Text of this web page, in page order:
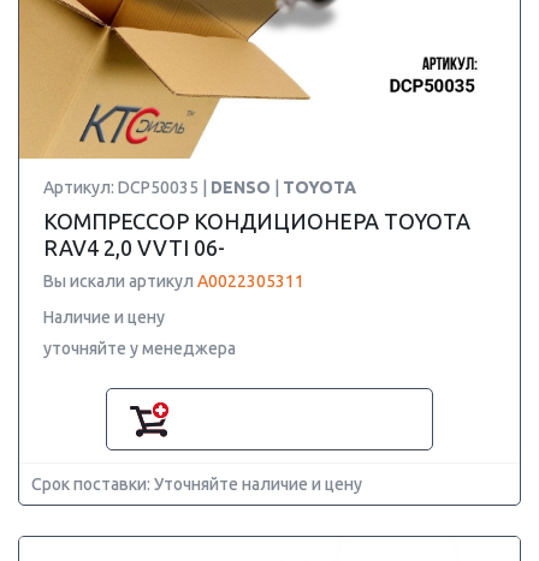
Артикул: DCP50035 | DENSO TOYOTA
КОМПРЕССОР КОНДИЦИОНЕРА TOYOTA
RAV4 2,0 VVTI 06-
Вы искали артикул A0022305311
Наличие и цену
уточняйте у менеджера
Срок поставки: Уточняйте наличие и цену